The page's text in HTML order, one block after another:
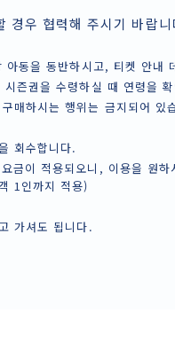
경우 협력해 주시기 바랍니
동을 동반하시고, 티켓 안내
즌권을 수령하실 때 연령을
매하시는 행위는 금지되어 있
회수합니다.
금이 적용되오니, 이용을 원
1인까지 적용)
가셔도 됩니다.